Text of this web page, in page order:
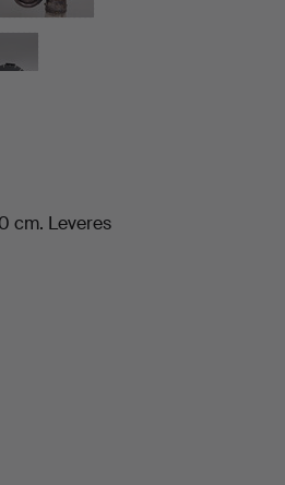
cm. Leveres